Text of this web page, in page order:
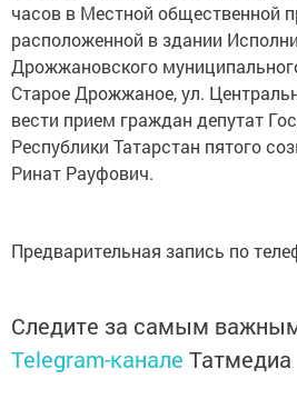
часов в Местной общественной
расположенной в здании
Дрожжановского
Старое Дрожжаное, ул.
вести прием граждан депутат
Республики Татарстан пятого
Ринат Рауфович.
Предварительная запись по
Следите за самым
Telegram-канале Татмедиа